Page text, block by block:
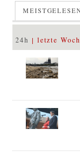
24h letzte